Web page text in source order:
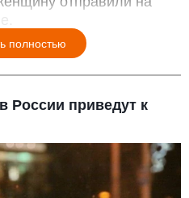
полностью
России приведут к